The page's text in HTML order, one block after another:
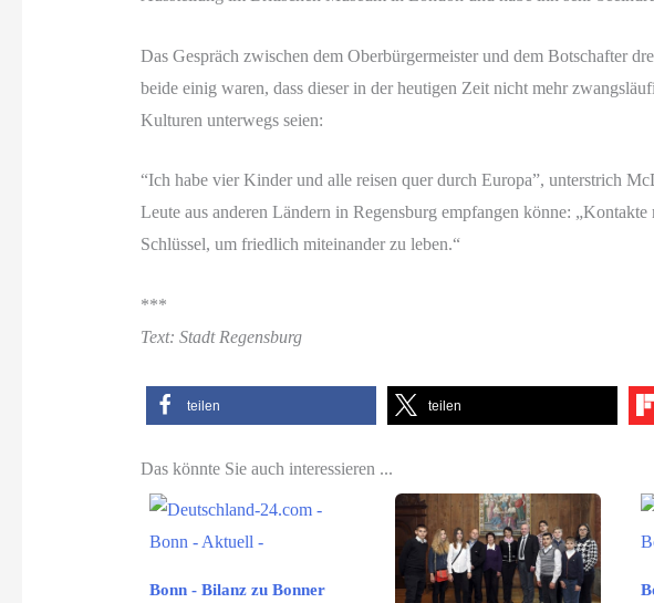
Das Gespräch zwischen dem Oberbürgermeister und dem Botschafter
beide einig waren, dass dieser in der heutigen Zeit nicht mehr
Kulturen unterwegs seien:
“Ich habe vier Kinder und alle reisen quer durch Europa”, unterstrich
Leute aus anderen Ländern in Regensburg empfangen könne:
Schlüssel, um friedlich miteinander zu leben.“
***
Text: Stadt Regensburg
teilen teilen
Das könnte Sie auch interessieren ...
Bonn - Bilanz zu Bonner